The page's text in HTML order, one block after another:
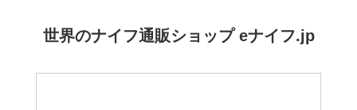
世界のナイフ通販ショップ eナイフ.jp